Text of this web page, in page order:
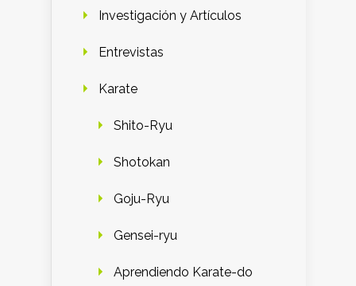
Investigación y Artículos
Entrevistas
Karate
Shito-Ryu
Shotokan
Goju-Ryu
Gensei-ryu
Aprendiendo Karate-do